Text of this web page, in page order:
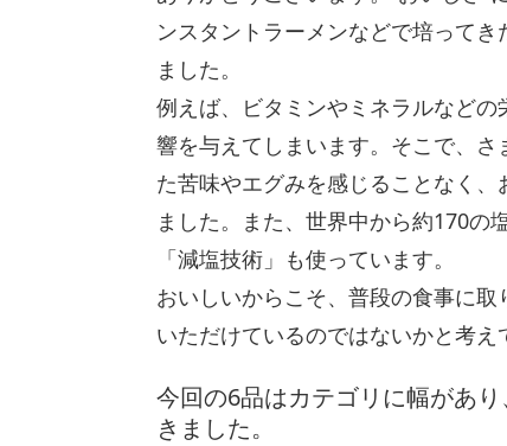
ンスタントラーメンなどで培って
ました。
例えば、ビタミンやミネラルなど
響を与えてしまいます。そこで、
た苦味やエグみを感じることなく
ました。また、世界中から約170の
「減塩技術」も使っています。
おいしいからこそ、普段の食事に
いただけているのではないかと考え
今回の6品はカテゴリに幅があ
きました。